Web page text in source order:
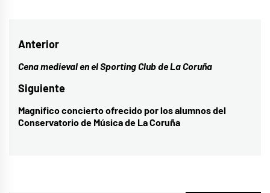
Navegación
de
entradas
Anterior
Entrada
anterior:
Cena medieval en el Sporting Club de La Coruña
Siguiente
Entrada
siguiente:
Magnifico concierto ofrecido por los alumnos del
Conservatorio de Música de La Coruña